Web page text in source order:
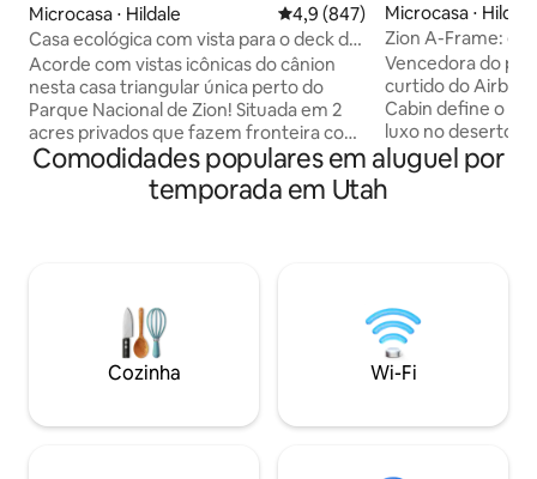
Microcasa ⋅ Hildale 4,9 de uma avaliação média de
4,9 (847)
Casa ecológica com vista para o deck de
observação de Zion
Acorde com vistas icônicas do cânion
nesta casa triangular única perto do
Parque Nacional de Zion! Situada em 2
acres privados que fazem fronteira com
as terras do cânion BLM de acesso
público, desfrute de um raro acesso
direto à trilha a partir da propriedade,
condicionado/aquecimento durante
todo o ano garantem uma estadia seja
confortável. Adequado para animais de
estimação e a apenas 45 minutos do
perfeita para sua viagem ao sul de Utah.
Microcasa ⋅ Hildale
Zion A-Frame:
mais curtida pelo
Vencedora do
curtido do Airbnb
Cabin define o
luxo no deserto! Localizada no topo de
um deck de 3
deslumbrante
Zion. Como se
banheira de
lareira e o
contribuem para
a 45 minutos do
Comodidades populares em aluguel por
temporada em Utah
Cozinha Wi-Fi